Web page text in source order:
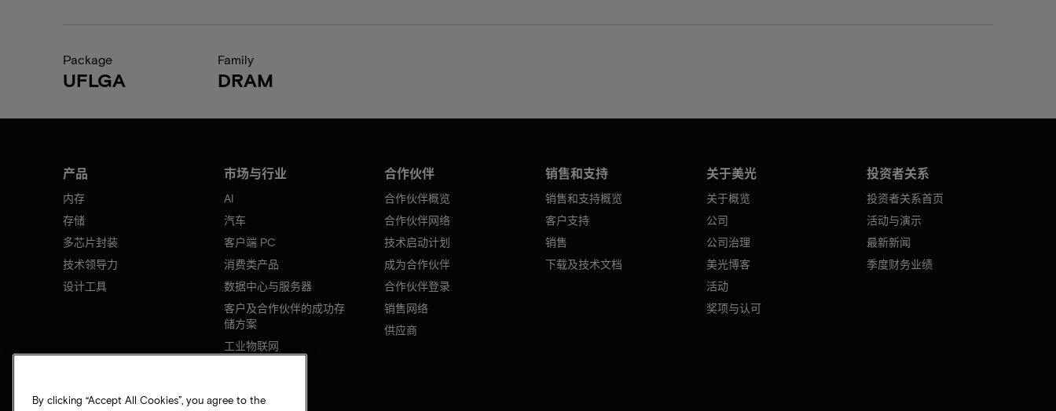
Package
UFLGA
Family
DRAM
产品
内存
存储
多芯片封装
技术领导力
设计工具
市场与行业
AI
汽车
客户端 PC
消费类产品
数据中心与服务器
客户及合作伙伴的成功存
储方案
工业物联网
合作伙伴
合作伙伴概览
合作伙伴网络
技术启动计划
成为合作伙伴
合作伙伴登录
销售网络
供应商
销售和支持
销售和支持概览
客户支持
销售
下载及技术文档
关于美光
关于概览
公司
公司治理
美光博客
活动
奖项与认可
投资者关系
投资者关系首页
活动与演示
最新新闻
季度财务业绩
By clicking “Accept All Cookies”, you agree to the